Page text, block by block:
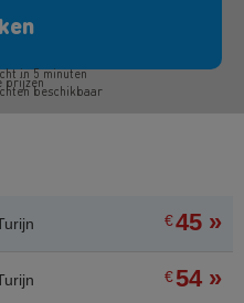
€45 »
€54 »